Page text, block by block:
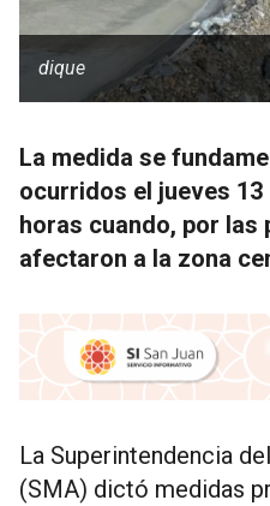
dique
La medida se
ocurridos el jueves 13
horas cuando, por las
afectaron a la zona
La Superintendencia
(SMA) dictó medidas